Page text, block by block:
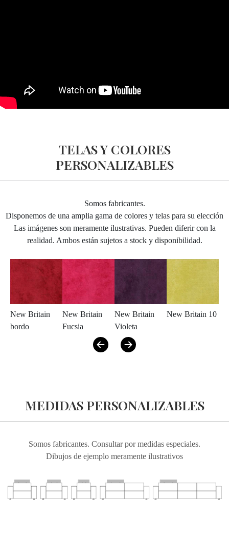
TELAS Y COLORES
PERSONALIZABLES
Somos fabricantes.
Disponemos de una amplia gama de colores y telas para su elección
Las imágenes son meramente ilustrativas. Pueden diferir con la
realidad. Ambos están sujetos a stock y disponibilidad.
New Britain
bordo
New Britain
Fucsia
New Britain
Violeta
New Britain 10
MEDIDAS PERSONALIZABLES
Somos fabricantes. Consultar por medidas especiales.
Dibujos de ejemplo meramente ilustrativos